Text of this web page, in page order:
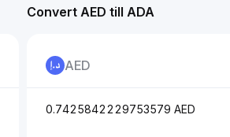
Convert AED till ADA
AED
0.7425842229753579 AED